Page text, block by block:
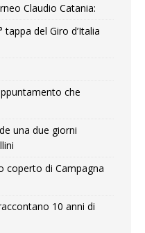
Claudio Catania:
del Giro d’Italia
che
una due giorni
coperto di Campagna
10 anni di